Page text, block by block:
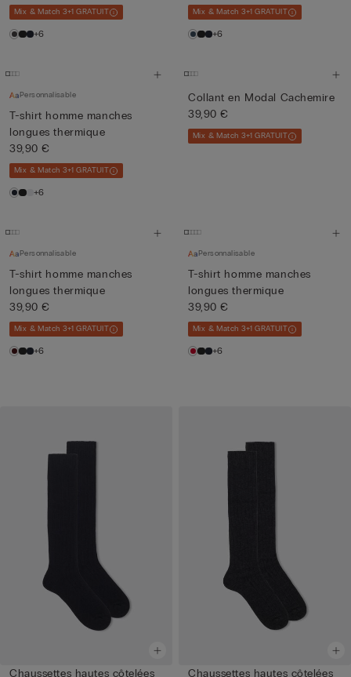
Mix & Match 3+1 GRATUIT
+6
Mix & Match 3+1 GRATUIT
+6
Personnalisable
T-shirt homme manches
longues thermique
39,90 €
Mix & Match 3+1 GRATUIT
+6
Collant en Modal Cachemire
39,90 €
Mix & Match 3+1 GRATUIT
Personnalisable
T-shirt homme manches
longues thermique
39,90 €
Mix & Match 3+1 GRATUIT
+6
Personnalisable
T-shirt homme manches
longues thermique
39,90 €
Mix & Match 3+1 GRATUIT
+6
Chaussettes hautes côtelées Chaussettes hautes côtelées